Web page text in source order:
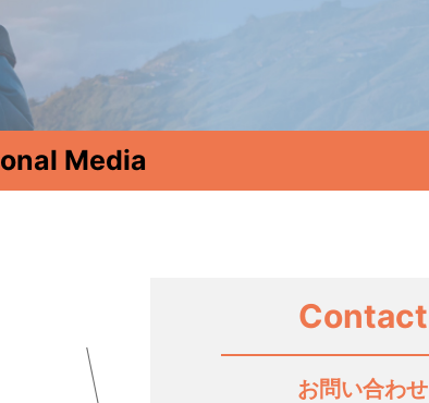
Media
Contact
お問い合わせ